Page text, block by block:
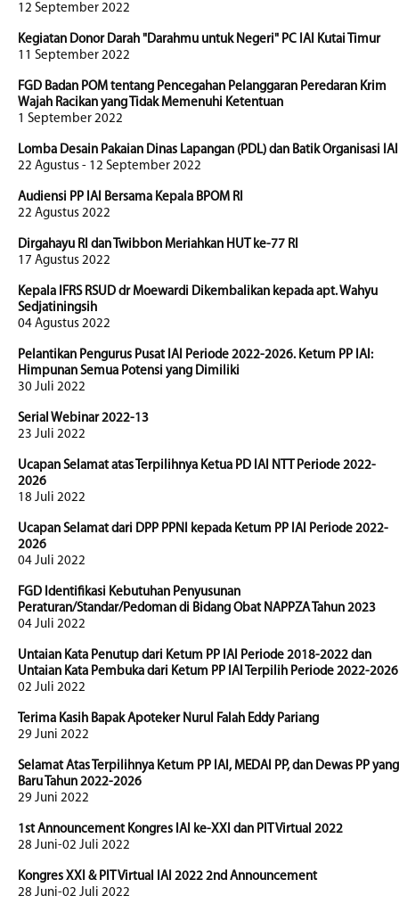
12 September 2022
Kegiatan Donor Darah "Darahmu untuk Negeri" PC IAI Kutai Timur
11 September 2022
FGD Badan POM tentang Pencegahan Pelanggaran Peredaran Krim
Wajah Racikan yang Tidak Memenuhi Ketentuan
1 September 2022
Lomba Desain Pakaian Dinas Lapangan (PDL) dan Batik Organisasi IAI
22 Agustus - 12 September 2022
Audiensi PP IAI Bersama Kepala BPOM RI
22 Agustus 2022
Dirgahayu RI dan Twibbon Meriahkan HUT ke-77 RI
17 Agustus 2022
Kepala IFRS RSUD dr Moewardi Dikembalikan kepada apt. Wahyu
Sedjatiningsih
04 Agustus 2022
Pelantikan Pengurus Pusat IAI Periode 2022-2026. Ketum PP IAI:
Himpunan Semua Potensi yang Dimiliki
30 Juli 2022
Serial Webinar 2022-13
23 Juli 2022
Ucapan Selamat atas Terpilihnya Ketua PD IAI NTT Periode 2022-
2026
18 Juli 2022
Ucapan Selamat dari DPP PPNI kepada Ketum PP IAI Periode 2022-
2026
04 Juli 2022
FGD Identifikasi Kebutuhan Penyusunan
Peraturan/Standar/Pedoman di Bidang Obat NAPPZA Tahun 2023
04 Juli 2022
Untaian Kata Penutup dari Ketum PP IAI Periode 2018-2022 dan
Untaian Kata Pembuka dari Ketum PP IAI Terpilih Periode 2022-2026
02 Juli 2022
Terima Kasih Bapak Apoteker Nurul Falah Eddy Pariang
29 Juni 2022
Selamat Atas Terpilihnya Ketum PP IAI, MEDAI PP, dan Dewas PP yang
Baru Tahun 2022-2026
29 Juni 2022
1st Announcement Kongres IAI ke-XXI dan PIT Virtual 2022
28 Juni-02 Juli 2022
Kongres XXI & PIT Virtual IAI 2022 2nd Announcement
28 Juni-02 Juli 2022